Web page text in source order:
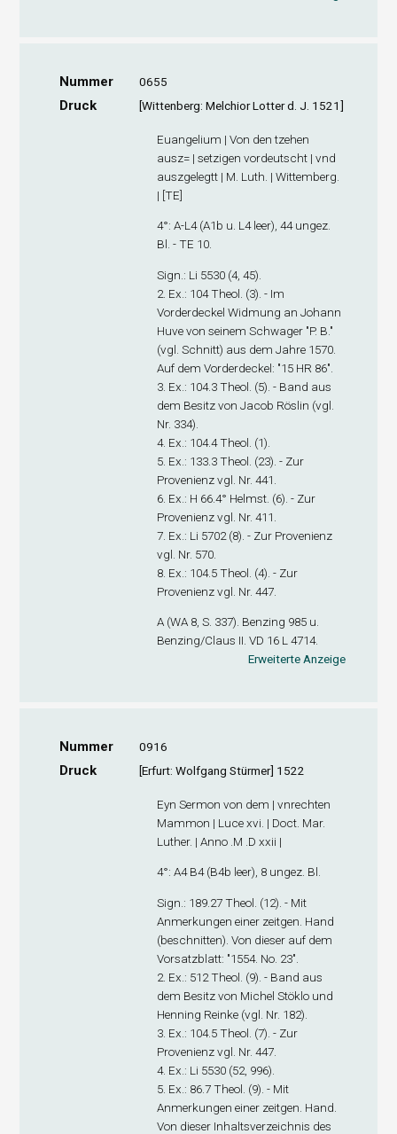
Nummer 0655
Druck [Wittenberg: Melchior Lotter d. J. 1521]
Euangelium | Von den tzehen
ausz= | setzigen vordeutscht | vnd
auszgelegtt | M. Luth. | Wittemberg.
| [TE]
4°: A-L4(A1b u. L4 leer), 44 ungez.
Bl. - TE 10.
Sign. : Li 5530 (4, 45).
2. Ex. : 104 Theol. (3). - Im
Vorderdeckel Widmung an Johann
Huve von seinem Schwager "P. B."
(vgl. Schnitt) aus dem Jahre 1570.
Auf dem Vorderdeckel: "15 HR 86".
3. Ex. : 104.3 Theol. (5). - Band aus
dem Besitz von Jacob Röslin (vgl.
Nr. 334).
4. Ex. : 104.4 Theol. (1).
5. Ex. : 133.3 Theol. (23). - Zur
Provenienz vgl. Nr. 441.
6. Ex. : H 66.4° Helmst. (6). - Zur
Provenienz vgl. Nr. 411.
7. Ex. : Li 5702 (8). - Zur Provenienz
vgl. Nr. 570.
8. Ex. : 104.5 Theol. (4). - Zur
Provenienz vgl. Nr. 447.
A (WA 8, S. 337). Benzing 985 u.
Benzing/Claus II. VD 16 L 4714.
Erweiterte Anzeige
Nummer 0916
Druck [Erfurt: Wolfgang Stürmer] 1522
Eyn Sermon von dem | vnrechten
Mammon | Luce xvi. | Doct. Mar.
Luther. | Anno .M .D xxii |
4°: A4B4(B4b leer), 8 ungez. Bl.
Sign .: 189.27 Theol. (12). - Mit
Anmerkungen einer zeitgen. Hand
(beschnitten). Von dieser auf dem
Vorsatzblatt: "1554. No. 23".
2. Ex .: 512 Theol. (9). - Band aus
dem Besitz von Michel Stöklo und
Henning Reinke (vgl. Nr. 182).
3. Ex .: 104.5 Theol. (7). - Zur
Provenienz vgl. Nr. 447.
4. Ex .: Li 5530 (52, 996).
5. Ex .: 86.7 Theol. (9). - Mit
Anmerkungen einer zeitgen. Hand.
Von dieser Inhaltsverzeichnis des